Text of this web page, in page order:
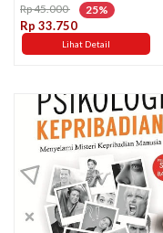
Rp 45.000 25%
Rp 33.750
Lihat Detail